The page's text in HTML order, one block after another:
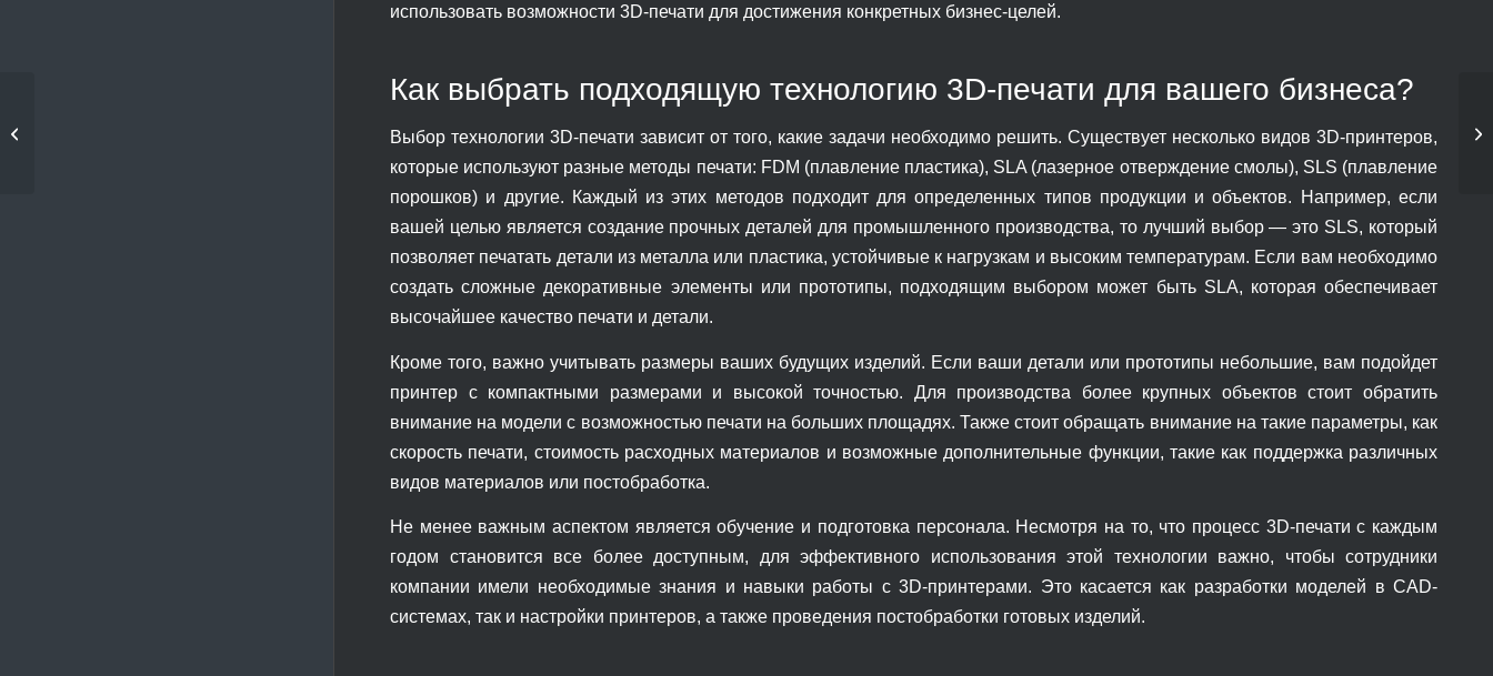
использовать возможности 3D-печати для достижения конкретных бизнес-целей.
Как выбрать подходящую технологию 3D-печати для вашего бизнеса?
Выбор технологии 3D-печати зависит от того, какие задачи необходимо решить. Существует несколько видов 3D-принтеров,
которые используют разные методы печати: FDM (плавление пластика), SLA (лазерное отверждение смолы), SLS (плавление
порошков) и другие. Каждый из этих методов подходит для определенных типов продукции и объектов. Например, если
вашей целью является создание прочных деталей для промышленного производства, то лучший выбор — это SLS, который
позволяет печатать детали из металла или пластика, устойчивые к нагрузкам и высоким температурам. Если вам необходимо
создать сложные декоративные элементы или прототипы, подходящим выбором может быть SLA, которая обеспечивает
высочайшее качество печати и детали.
Кроме того, важно учитывать размеры ваших будущих изделий. Если ваши детали или прототипы небольшие, вам подойдет
принтер с компактными размерами и высокой точностью. Для производства более крупных объектов стоит обратить
внимание на модели с возможностью печати на больших площадях. Также стоит обращать внимание на такие параметры, как
скорость печати, стоимость расходных материалов и возможные дополнительные функции, такие как поддержка различных
видов материалов или постобработка.
Не менее важным аспектом является обучение и подготовка персонала. Несмотря на то, что процесс 3D-печати с каждым
годом становится все более доступным, для эффективного использования этой технологии важно, чтобы сотрудники
компании имели необходимые знания и навыки работы с 3D-принтерами. Это касается как разработки моделей в CAD-
системах, так и настройки принтеров, а также проведения постобработки готовых изделий.